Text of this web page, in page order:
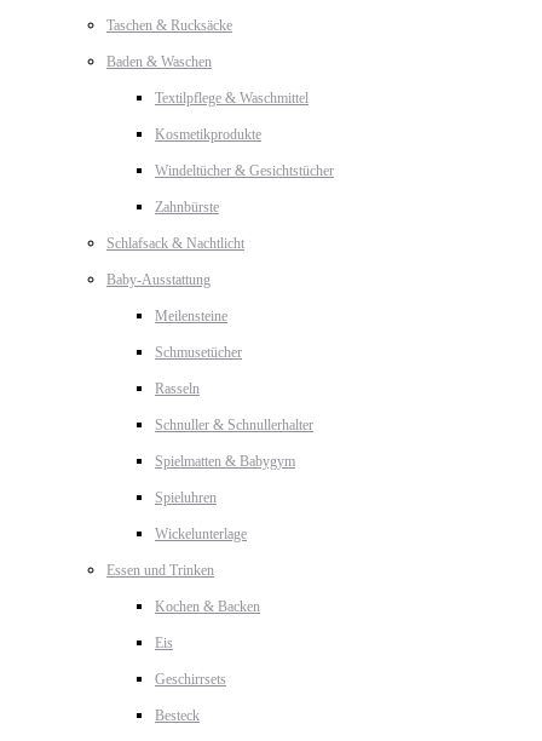
Taschen & Rucksäcke
Baden & Waschen
Textilpflege & Waschmittel
Kosmetikprodukte
Windeltücher & Gesichtstücher
Zahnbürste
Schlafsack & Nachtlicht
Baby-Ausstattung
Meilensteine
Schmusetücher
Rasseln
Schnuller & Schnullerhalter
Spielmatten & Babygym
Spieluhren
Wickelunterlage
Essen und Trinken
Kochen & Backen
Eis
Geschirrsets
Besteck